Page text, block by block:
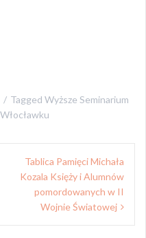
Tagged Wyższe Seminarium
Tablica Pamięci Michała
Kozala Księży i Alumnów
pomordowanych w II
Wojnie Światowej